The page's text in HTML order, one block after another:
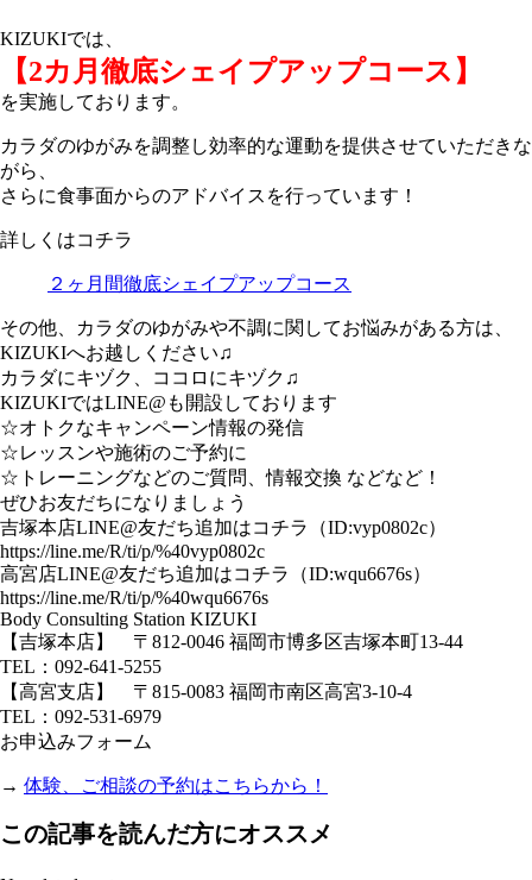
KIZUKIでは、
【2カ月徹底シェイプアップコース】
を実施しております。
カラダのゆがみを調整し効率的な運動を提供させていただきな
がら、
さらに食事面からのアドバイスを行っています！
詳しくはコチラ
２ヶ月間徹底シェイプアップコース
その他、カラダのゆがみや不調に関してお悩みがある方は、
KIZUKIへお越しください♫
カラダにキヅク、ココロにキヅク♫
KIZUKIではLINE@も開設しております
☆オトクなキャンペーン情報の発信
☆レッスンや施術のご予約に
☆トレーニングなどのご質問、情報交換 などなど！
ぜひお友だちになりましょう
吉塚本店LINE@友だち追加はコチラ（ID:vyp0802c）
https://line.me/R/ti/p/%40vyp0802c
高宮店LINE@友だち追加はコチラ（ID:wqu6676s）
https://line.me/R/ti/p/%40wqu6676s
Body Consulting Station KIZUKI
【吉塚本店】 〒812-0046 福岡市博多区吉塚本町13-44
TEL：092-641-5255
【高宮支店】 〒815-0083 福岡市南区高宮3-10-4
TEL：092-531-6979
お申込みフォーム
→ 体験、ご相談の予約はこちらから！
この記事を読んだ方にオススメ